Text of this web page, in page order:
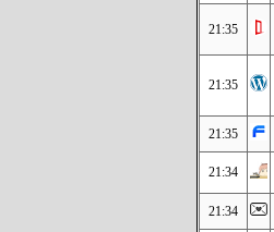
21:35
21:35
21:35
21:34
21:34